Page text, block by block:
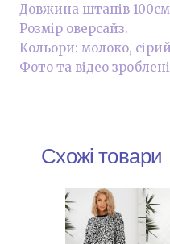
Довжина штанів
Розмір оверсайз.
Кольори: молоко,
Фото та відео
Схожі товари